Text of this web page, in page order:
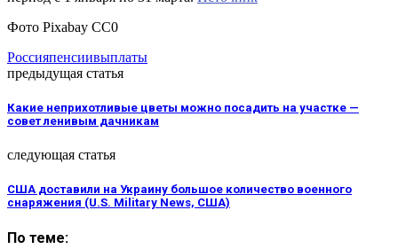
Фото Pixabay CC0
Россияпенсиивыплаты
предыдущая статья
Какие неприхотливые цветы можно посадить на участке —
совет ленивым дачникам
следующая статья
США доставили на Украину большое количество военного
снаряжения (U.S. Military News, США)
По теме: